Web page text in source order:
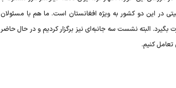
در این دو کشور به ویژه افغانستان است. ما هم با مسئولان
البته نشست سه‌ جانبه‌ای نیز برگزار کردیم و در حال حاضر
تعامل کنیم.